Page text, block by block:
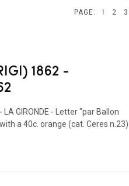
PAGE: 1 2 3
1862 -
LA GIRONDE - Letter "par Ballon
a 40c. orange (cat. Ceres n.23)